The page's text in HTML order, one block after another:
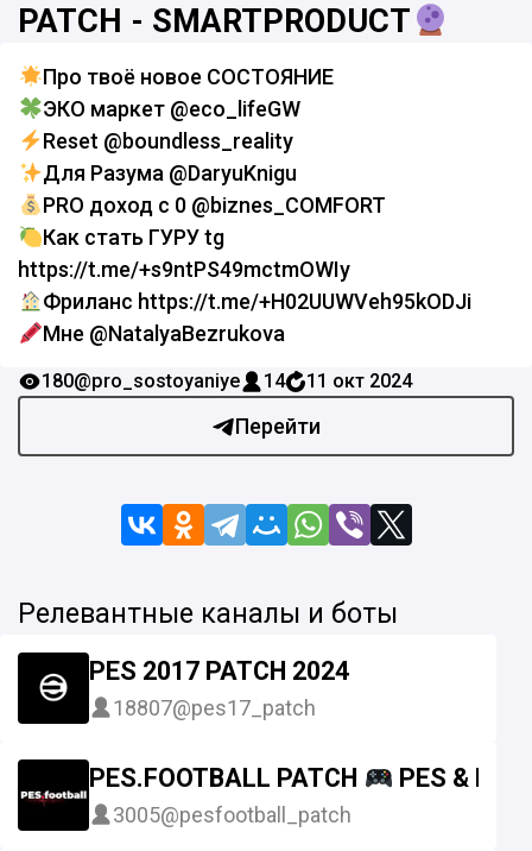
PATCH - SMARTPRODUCT
Про твоё новое СОСТОЯНИЕ
ЭКО маркет @eco_lifeGW
Reset @boundless_reality
Для Разума @DaryuKnigu
PRO доход с 0 @biznes_COMFORT
Как стать ГУРУ tg
https://t.me/+s9ntPS49mctmOWIy
Фриланс https://t.me/+H02UUWVeh95kODJi
Мне @NatalyaBezrukova
Перейти
180@pro_sostoyaniye 14 11 окт 2024
Релевантные каналы и боты
PES 2017 PATCH 2024
18807@pes17_patch
PES.FOOTBALL PATCH PES &
3005@pesfootball_patch